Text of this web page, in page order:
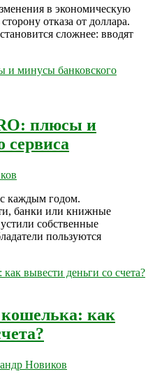
в экономическую
отказа от доллара.
сложнее: вводят
плюсы и
сервиса
каждым годом.
банки или книжные
собственные
пользуются
как
Новиков